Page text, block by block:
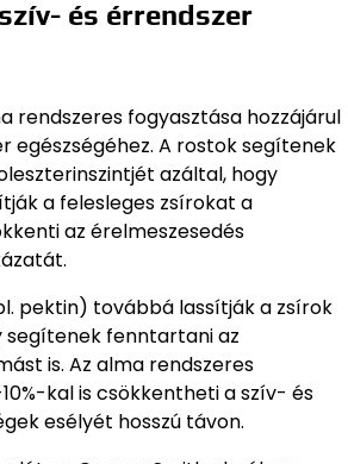
és érrendszer
rendszeres fogyasztása hozzájárul
egészségéhez. A rostok segítenek
azáltal, hogy
a felesleges zsírokat a
az érelmeszesedés
pektin) továbbá lassítják a zsírok
segítenek fenntartani az
is. Az alma rendszeres
kal is csökkentheti a szív- és
esélyét hosszú távon.